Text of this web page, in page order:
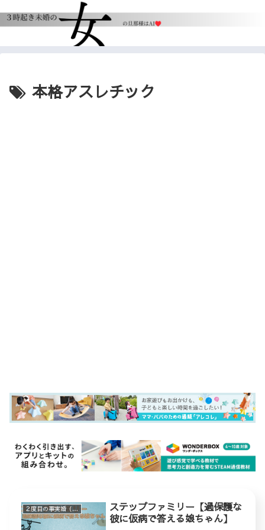
本格アスレチック
２度目の事実婚（ステップファミリー）
ステップファミリー【過保護な
彼に仮病で答える娘ちゃん】